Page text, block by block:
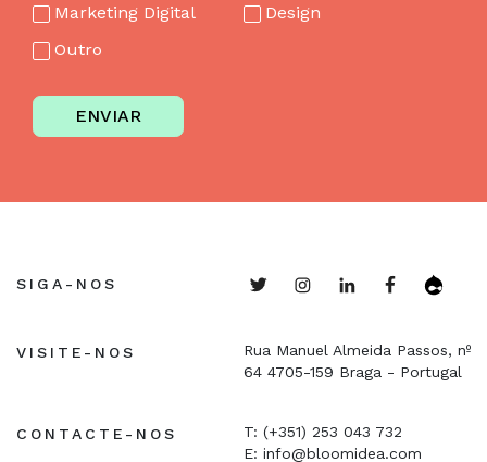
Marketing Digital
Design
Outro
ENVIAR
SIGA-NOS
VISITE-NOS
Rua Manuel Almeida Passos, nº
64 4705-159 Braga - Portugal
CONTACTE-NOS
T: (+351) 253 043 732
E: info@bloomidea.com